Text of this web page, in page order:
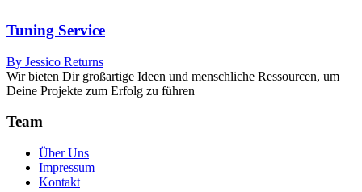
Tuning Service
By Jessico Returns
Wir bieten Dir großartige Ideen und menschliche Ressourcen, um
Deine Projekte zum Erfolg zu führen
Team
Über Uns
Impressum
Kontakt